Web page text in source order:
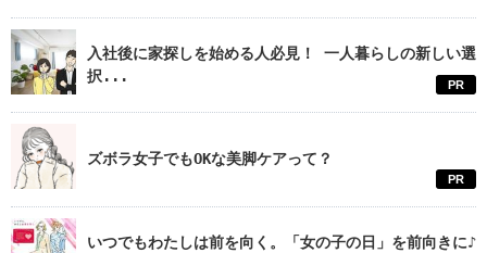
入社後に家探しを始める人必見！ 一人暮らしの新しい選
択...
PR
ズボラ女子でもOKな美脚ケアって？
PR
いつでもわたしは前を向く。「女の子の日」を前向きに♪